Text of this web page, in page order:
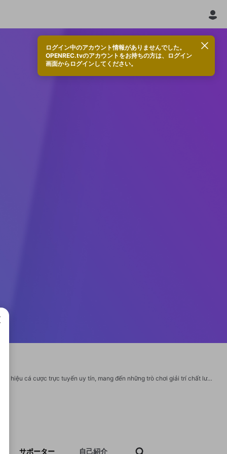
ログイン中のアカウント情報がありませんでした。
OPENREC.tvのアカウントをお持ちの方は、ログイン
画面からログインしてください。
<a href="https://okvip.how/">OKVIP</a> là liên minh hàng đầu, sở hữu các thương hiệu cá cược trực tuyến uy tín, mang đến những trò chơi giải trí chất lượng cao tại châu Á. Với sự đa dạng và phong phú trong dịch vụ, OKVIP cam kết mang lại trải nghiệm đẳng cấp và an toàn cho người chơi. Tên Công ty: OKVIP Email: okviphow@gmail.com Địa chỉ: 29A Trần Bình Trọng, Phường 5, Bình Thạnh, Hồ Chí Minh, Việt Nam Điện thoại: 0987787635 Website: <a href="https://okvip.how/">https://okvip.how/</a> Zipcode: 700000 Hashtags: #okviphow, #okvip <a href="https://www.youtube.com/@okviphow2024">https://www.youtube.com/@okviphow2024</a> <a href="https://x.com/okviphow">https://x.com/okviphow</a> <a href="https://www.tumblr.com/blog/okviphow2024">https://www.tumblr.com/blog/okviphow2024</a> <a href="https://www.instapaper.com/p/15187937">https://www.instapaper.com/p/15187937</a> <a href="https://www.twitch.tv/okviphow2024/about">https://www.twitch.tv/okviphow2024/about</a> <a href="https://www.reddit.com/us
サポーター 自己紹介